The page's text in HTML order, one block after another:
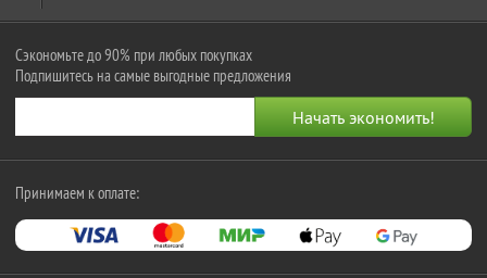
Сэкономьте до 90% при любых покупках
Подпишитесь на самые выгодные предложения
Принимаем к оплате: